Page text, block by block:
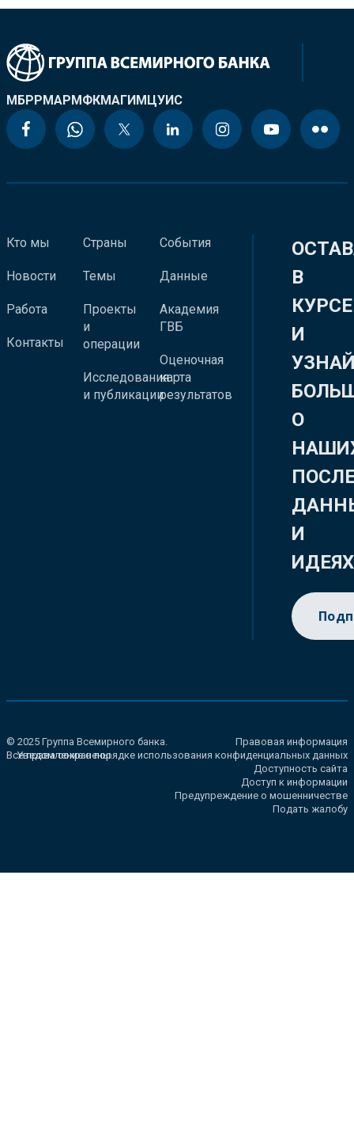
МБРРМАРМФКМАГИМЦУИС
Кто мы
Новости
Работа
Контакты
Страны
Темы
Проекты
и
операции
Исследования
и публикации
События
Данные
Академия
ГВБ
Оценочная
карта
результатов
В
КУРСЕ
И
О
И
ИДЕЯХ
© 2025 Группа Всемирного банка.
Все права сохранены.
Правовая информация
Уведомление о порядке использования конфиденциальных данных
Доступность сайта
Доступ к информации
Предупреждение о мошенничестве
Подать жалобу